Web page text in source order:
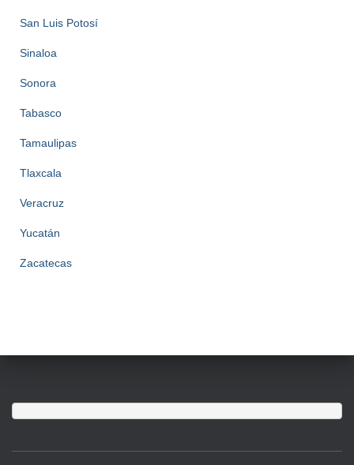
San Luis Potosí
Sinaloa
Sonora
Tabasco
Tamaulipas
Tlaxcala
Veracruz
Yucatán
Zacatecas